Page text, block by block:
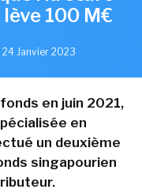
100 M€
24 Janvier 2023
en juin 2021,
en
un deuxième
singapourien